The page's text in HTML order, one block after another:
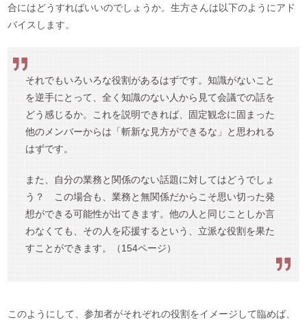
合にはどうすればいいのでしょうか。生方さんは以下のようにアド
バイスします。
それでもいろいろな役割があるはずです。知識がないこと
を逆手にとって、全く知識のない人から見て会議での話を
どう感じるか。これを説明できれば、固定観念に固まった
他のメンバーからは「斬新な見方ができるな」と思われる
はずです。
また、自分の業務と関係のない話題に対してはどうでしょ
う？ この場合も、業務と無関係だからこそ思い切った発
想ができる可能性が出てきます。他の人と同じことしか言
わなくても、その人を応援するという、立派な役割を果た
すことができます。（154ページ）
このようにして、参加者がそれぞれの役割をイメージして臨めば、